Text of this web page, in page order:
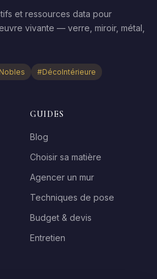
et ressources data pour
vivante — verre, miroir, métal,
#DécoIntérieure
GUIDES
Blog
Choisir sa matière
Agencer un mur
Techniques de pose
Budget & devis
Entretien